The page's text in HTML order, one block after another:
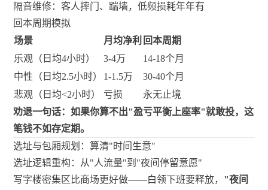
隔音维修：客人摔门、踹墙，低频损耗年年有
回本周期模拟
场景
月均净利 回本周期
乐观（日均4小时）
3-4万
14-18个月
中性（日均2.5小时）
1-1.5万
30-40个月
悲观（日均<2小时）
亏损
永无止境
劝退一句话：如果你算不出"盈亏平衡上座率"就敢投，这
笔钱不如存定期。
选址与包厢规划：算清"时间生意"
选址逻辑重构：从"人流量"到"夜间停留意愿"
写字楼密集区比商场更好做——白领下班要释放， "夜间